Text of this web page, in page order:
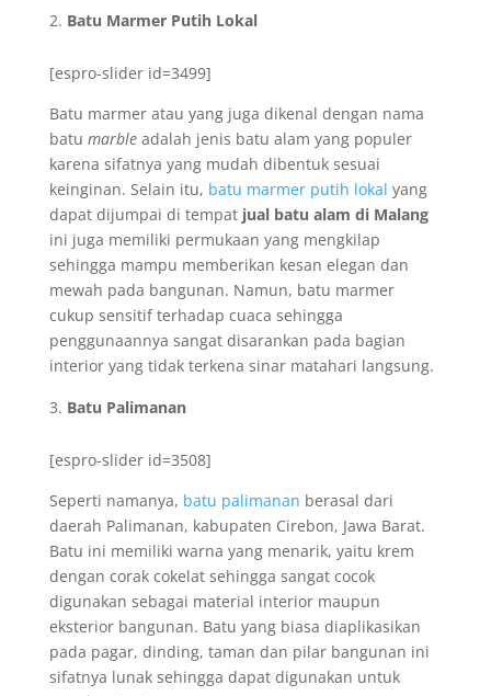
Batu Marmer Putih Lokal
[espro-slider id=3499]
Batu marmer atau yang juga dikenal dengan nama
batu marbleadalah jenis batu alam yang populer
karena sifatnya yang mudah dibentuk sesuai
keinginan. Selain itu, batu marmer putih lokal yang
dapat dijumpai di tempat jual batu alam di Malang
ini juga memiliki permukaan yang mengkilap
sehingga mampu memberikan kesan elegan dan
mewah pada bangunan. Namun, batu marmer
cukup sensitif terhadap cuaca sehingga
penggunaannya sangat disarankan pada bagian
interior yang tidak terkena sinar matahari langsung.
Batu Palimanan
[espro-slider id=3508]
Seperti namanya, batu palimanan berasal dari
daerah Palimanan, kabupaten Cirebon, Jawa Barat.
Batu ini memiliki warna yang menarik, yaitu krem
dengan corak cokelat sehingga sangat cocok
digunakan sebagai material interior maupun
eksterior bangunan. Batu yang biasa diaplikasikan
pada pagar, dinding, taman dan pilar bangunan ini
sifatnya lunak sehingga dapat digunakan untuk